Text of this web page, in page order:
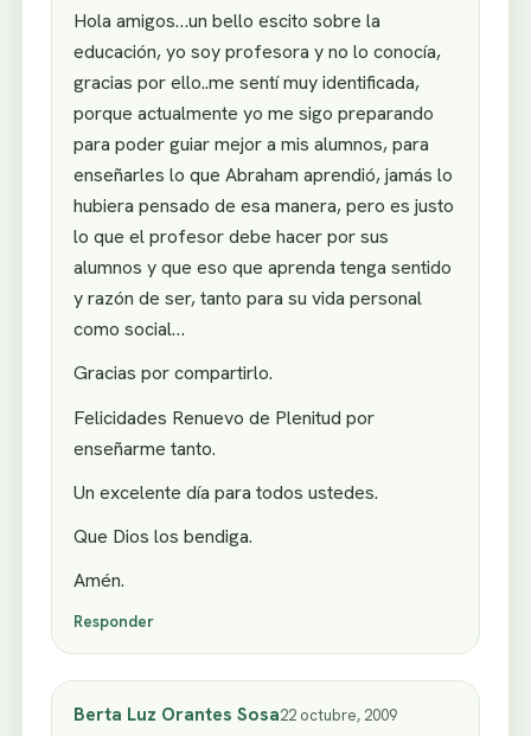
Hola amigos…un bello escito sobre la
educación, yo soy profesora y no lo conocía,
gracias por ello..me sentí muy identificada,
porque actualmente yo me sigo preparando
para poder guiar mejor a mis alumnos, para
enseñarles lo que Abraham aprendió, jamás lo
hubiera pensado de esa manera, pero es justo
lo que el profesor debe hacer por sus
alumnos y que eso que aprenda tenga sentido
y razón de ser, tanto para su vida personal
como social…
Gracias por compartirlo.
Felicidades Renuevo de Plenitud por
enseñarme tanto.
Un excelente día para todos ustedes.
Que Dios los bendiga.
Amén.
Responder
Berta Luz Orantes Sosa22 octubre, 2009